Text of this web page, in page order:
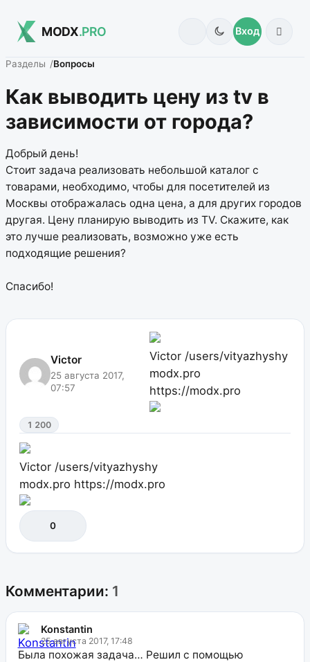
MODX.PRO Вход
Разделы Вопросы
Как выводить цену из tv в
зависимости от города?
Добрый день!
Стоит задача реализовать небольшой каталог с
товарами, необходимо, чтобы для посетителей из
Москвы отображалась одна цена, а для других городов
другая. Цену планирую выводить из TV. Скажите, как
это лучше реализовать, возможно уже есть
подходящие решения?
Спасибо!
Victor
25 августа 2017,
07:57
Victor /users/vityazhyshy
modx.pro
https://modx.pro
1 200
Victor /users/vityazhyshy
modx.pro https://modx.pro
0
Комментарии: 1
Konstantin
25 августа 2017, 17:48
Была похожая задача… Решил с помощью